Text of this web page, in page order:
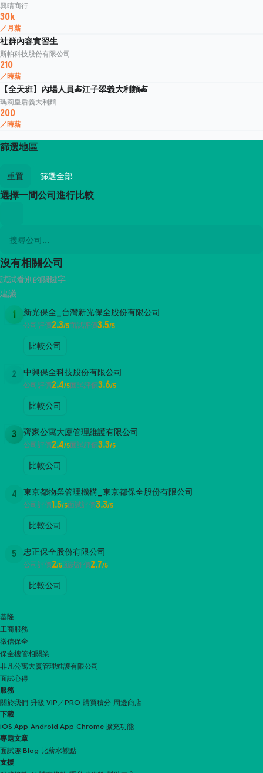
興晴商行
30k
／月薪
社群內容實習生
斯帕科技股份有限公司
210
／時薪
【全天班】內場人員🍝江子翠義大利麵🍝
瑪莉皇后義大利麵
200
／時薪
篩選地區
重置 篩選全部
選擇一間公司進行比較
沒有相關公司
試試看別的關鍵字
建議
1 新光保全_台灣新光保全股份有限公司
公司評價2.3/5面試評價3.5/5
比較公司
2 中興保全科技股份有限公司
公司評價2.4/5面試評價3.6/5
比較公司
3 齊家公寓大廈管理維護有限公司
公司評價2.4/5面試評價3.3/5
比較公司
4 東京都物業管理機構_東京都保全股份有限公司
公司評價1.5/5面試評價3.3/5
比較公司
5 忠正保全股份有限公司
公司評價2/5面試評價2.7/5
比較公司
基隆
工商服務
徵信保全
保全樓管相關業
非凡公寓大廈管理維護有限公司
面試心得
服務
關於我們 升級 VIP／PRO 購買積分 周邊商店
下載
iOS App Android App Chrome 擴充功能
專題文章
面試趣 Blog 比薪水觀點
支援